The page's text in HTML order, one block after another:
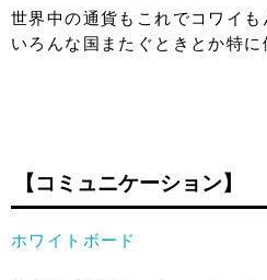
世界中の通貨もこれでコワイも
いろんな国またぐときとか特に
【コミュニケーション】
ホワイトボード